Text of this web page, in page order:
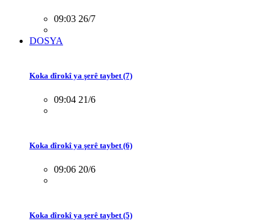
09:03 26/7
DOSYA
Koka dîrokî ya şerê taybet (7)
09:04 21/6
Koka dîrokî ya şerê taybet (6)
09:06 20/6
Koka dîrokî ya şerê taybet (5)